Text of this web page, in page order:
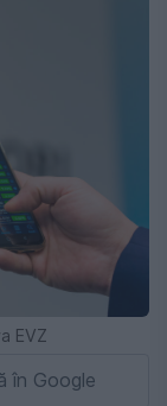
EVZ
în Google